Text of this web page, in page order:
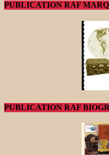
PUBLICATION RAF
PUBLICATION RAF